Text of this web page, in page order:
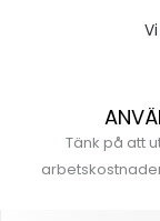
Tänk på att